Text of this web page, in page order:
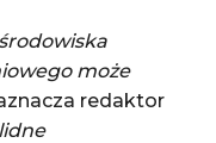
może
redaktor